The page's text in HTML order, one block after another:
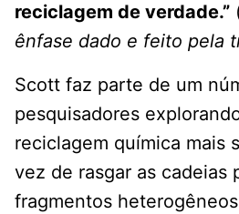
reciclagem de verdade.”
ênfase dado e feito pela
Scott faz parte de um
pesquisadores
reciclagem química mais
vez de rasgar as cadeias
fragmentos